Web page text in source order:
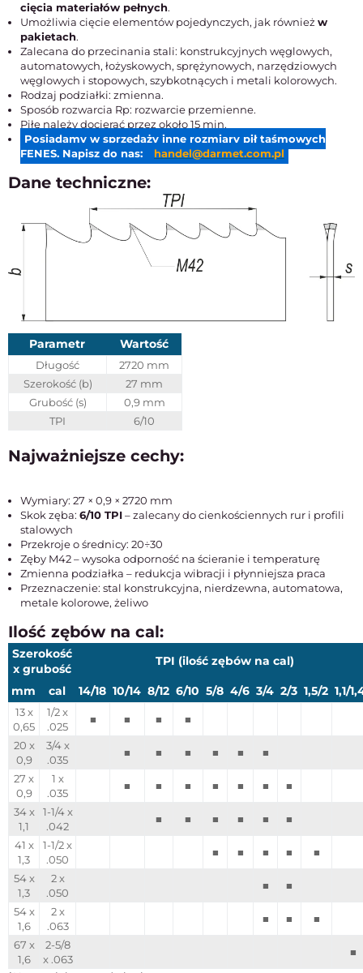
cięcia materiałów pełnych.
Umożliwia cięcie elementów pojedynczych, jak również w
pakietach.
Zalecana do przecinania stali: konstrukcyjnych węglowych,
automatowych, łożyskowych, sprężynowych, narzędziowych
węglowych i stopowych, szybkotnących i metali kolorowych.
Rodzaj podziałki: zmienna.
Sposób rozwarcia Rp: rozwarcie przemienne.
Piłę należy docierać przez około 15 min.
Posiadamy w sprzedaży inne rozmiary pił taśmowych
FENES. Napisz do nas:
handel@darmet.com.pl
Dane techniczne:
Parametr Wartość
Długość
2720 mm
Szerokość (b)
27 mm
Grubość (s)
0,9 mm
TPI
6/10
Najważniejsze cechy:
Wymiary: 27 × 0,9 × 2720 mm
Skok zęba: 6/10 TPI– zalecany do cienkościennych rur i profili
stalowych
Przekroje o średnicy: 20÷30
Zęby M42 – wysoka odporność na ścieranie i temperaturę
Zmienna podziałka – redukcja wibracji i płynniejsza praca
Przeznaczenie: stal konstrukcyjna, nierdzewna, automatowa,
metale kolorowe, żeliwo
Ilość zębów na cal:
Szerokość
x grubość
TPI (ilość zębów na cal)
mm cal 14/18 10/14 8/12 6/10 5/8 4/6 3/4 2/3 1,5/2 1,1/
13 x
0,65
1/2 x
.025
■ ■ ■
■
20 x
0,9
3/4 x
.035
■ ■ ■ ■ ■
■
27 x
0,9
1 x
.035
■ ■ ■ ■ ■ ■
■
34 x
1,1
1-1/4 x
.042
■ ■ ■ ■ ■
■
41 x
1,3
1-1/2 x
.050
■ ■ ■ ■
■
54 x
1,3
2 x
.050
■
■
54 x
1,6
2 x
.063
■ ■
■
67 x
1,6
2-5/8
x .063
■